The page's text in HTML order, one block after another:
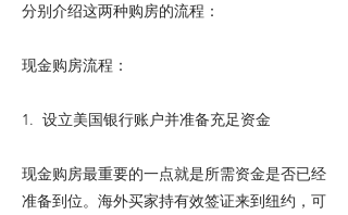
分别介绍这两种购房的流程：
现金购房流程：
1. 设立美国银行账户并准备充足资金
现金购房最重要的一点就是所需资金是否已经
准备到位。海外买家持有效签证来到纽约，可